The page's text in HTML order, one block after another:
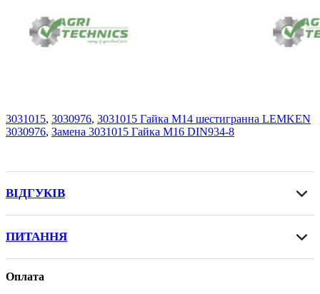
3031015, 3030976, 3031015 Гайка М14 шестигранна LEMKEN
3030976, Замена 3031015 Гайка M16 DIN934-8
ВІДГУКІВ
ПИТАННЯ
Оплата